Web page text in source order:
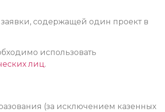
содержащей один проект в
использовать
лиц .
(за исключением казенных